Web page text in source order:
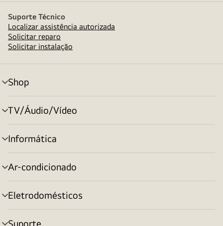
Suporte Técnico
Localizar assistência autorizada
Solicitar reparo
Solicitar instalação
Shop
alternar
menu
TV/Áudio/Vídeo
alternar
menu
Informática
alternar
menu
Ar-condicionado
alternar
menu
Eletrodomésticos
alternar
menu
Suporte